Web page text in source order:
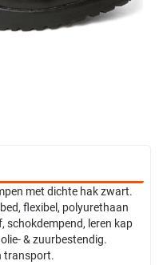
met dichte hak zwart.
flexibel, polyurethaan
schokdempend, leren kap
& zuurbestendig.
transport.